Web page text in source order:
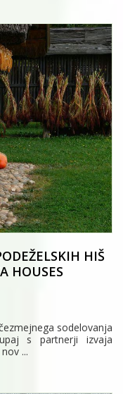
HIŠ
HOUSES
sodelovanja
s partnerji izvaja
...